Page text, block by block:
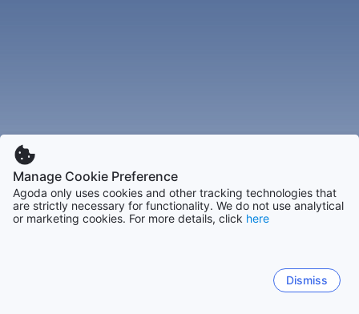
Manage Cookie Preference
Agoda only uses cookies and other tracking technologies that
are strictly necessary for functionality. We do not use analytical
or marketing cookies. For more details, click here
Dismiss